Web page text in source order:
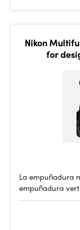
Nikon
for
La empuñadura
empuñadura